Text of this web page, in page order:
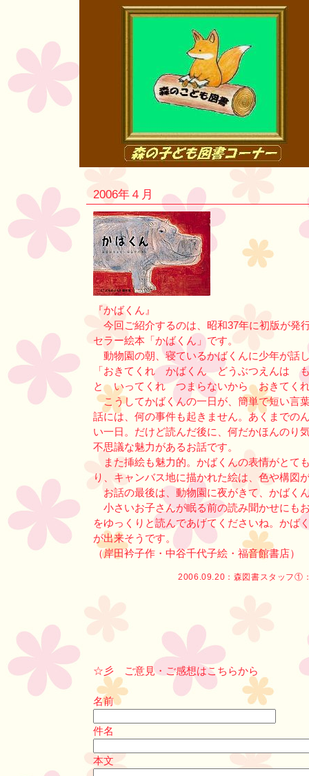
2006年４月
『かばくん』
今回ご紹介するのは、昭和37年に初版が発
セラー絵本「かばくん」です。
動物園の朝、寝ているかばくんに少年が話
「おきてくれ かばくん どうぶつえんは
と いってくれ つまらないから おきてく
こうしてかばくんの一日が、簡単で短い言
話には、何の事件も起きません。あくまでの
い一日。だけど読んだ後に、何だかほんのり
不思議な魅力があるお話です。
また挿絵も魅力的。かばくんの表情がとて
り、キャンバス地に描かれた絵は、色や構図
お話の最後は、動物園に夜がきて、かばく
小さいお子さんが眠る前の読み聞かせにも
をゆっくりと読んであげてくださいね。かば
が出来そうです。
（岸田衿子作・中谷千代子絵・福音館書店）
2006.09.20： 森図書スタッフ①
☆彡 ご意見・ご感想はこちらから
名前
件名
本文